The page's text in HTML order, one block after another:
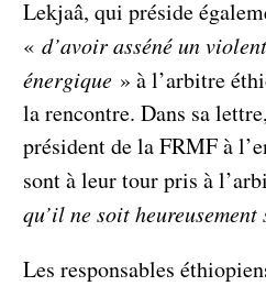
Lekjaâ, qui préside
« d’avoir asséné un
énergique » à l’arbitre
la rencontre. Dans sa
président de la FRMF à
sont à leur tour pris à
qu’il ne soit
Les responsables